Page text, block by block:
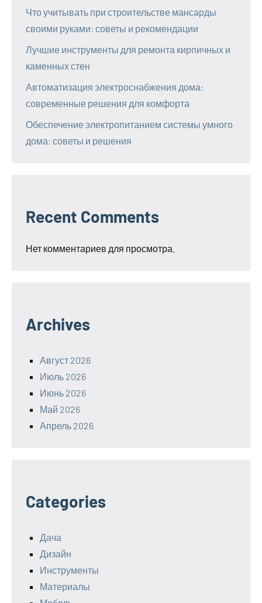
Что учитывать при строительстве мансарды
своими руками: советы и рекомендации
Лучшие инструменты для ремонта кирпичных и
каменных стен
Автоматизация электроснабжения дома:
современные решения для комфорта
Обеспечение электропитанием системы умного
дома: советы и решения
Recent Comments
Нет комментариев для просмотра.
Archives
Август 2026
Июль 2026
Июнь 2026
Май 2026
Апрель 2026
Categories
Дача
Дизайн
Инструменты
Материалы